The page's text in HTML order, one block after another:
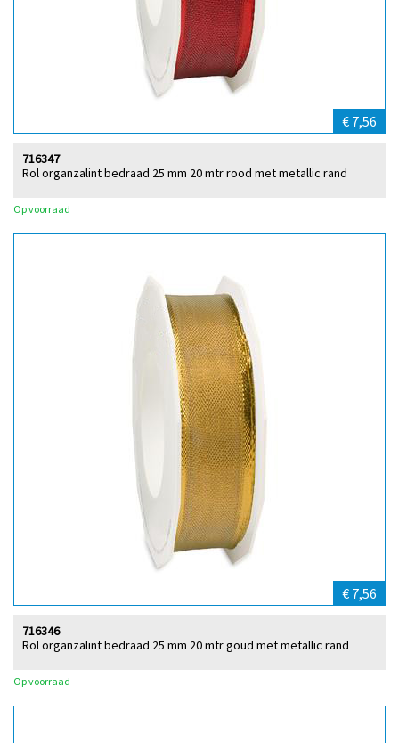
€ 7,56
Rol organzalint bedraad 25 mm 20 mtr rood met metallic rand
716347
Op voorraad
€ 7,56
Rol organzalint bedraad 25 mm 20 mtr goud met metallic rand
716346
Op voorraad